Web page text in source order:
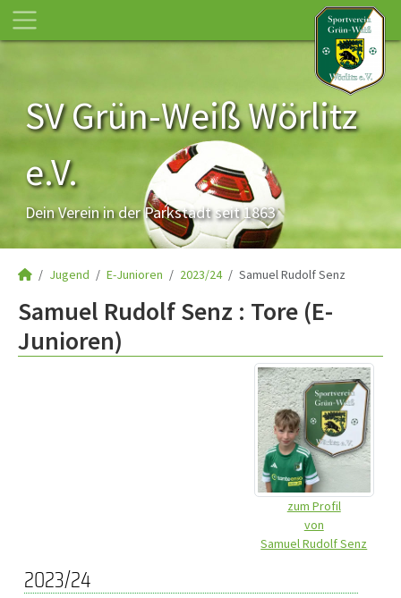
SV Grün-Weiß Wörlitz
e.V.
Dein Verein in der Parkstadt seit 1863
Jugend E-Junioren 2023/24 Samuel Rudolf Senz
Samuel Rudolf Senz : Tore (E-
Junioren)
zum Profil
von
Samuel Rudolf Senz
2023/24